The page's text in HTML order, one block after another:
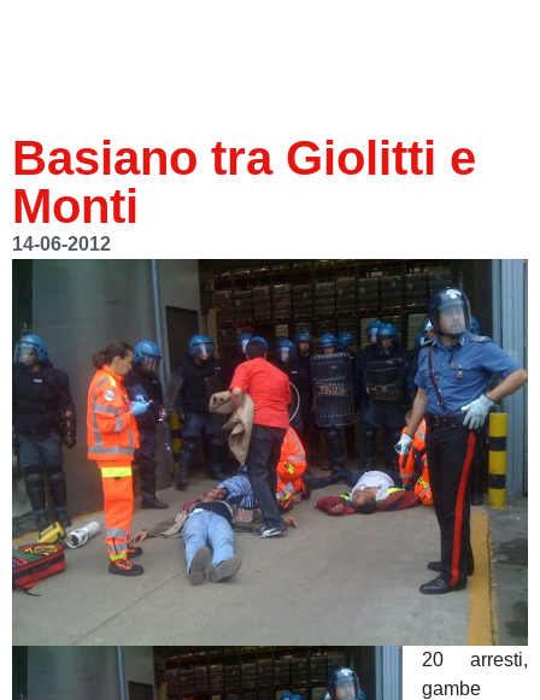
Basiano tra Giolitti e
Monti
14-06-2012
20 arresti,
gambe